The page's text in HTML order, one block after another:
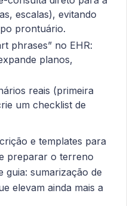
escalas), evitando
prontuário.
phrases” no EHR:
planos,
reais (primeira
um checklist de
e templates para
preparar o terreno
guia: sumarização de
elevam ainda mais a